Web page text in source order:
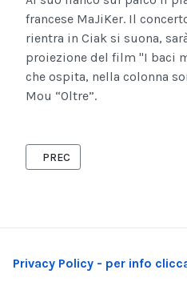
francese MaJiKer. Il
rientra in Ciak si suona,
proiezione del film "I baci
che ospita, nella colonna
Mou “Oltre”.
ARTICOLO PRECEDENTE:
PREC
Privacy Policy - per info